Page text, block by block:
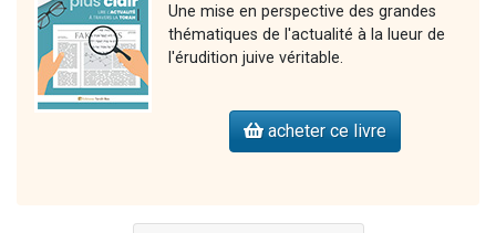
Une mise en perspective des grandes
thématiques de l'actualité à la lueur de
l'érudition juive véritable.
acheter ce livre